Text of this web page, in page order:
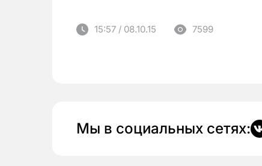
15:57 / 08.10.15 7599
Мы в социальных сетях: